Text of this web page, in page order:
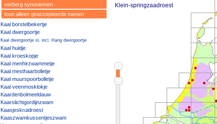
verberg synoniemen
toon alleen geaccepteerde namen
Kaal borstelbekertje
Kaal dwergoortje
Kaal dwergoortje sl, incl. Harig dwergoortje
Kaal huidje
Kaal kroeskopje
Kaal menhirzwammetje
Kaal mesthaarbolletje
Kaal muurspoorbolletje
Kaal veenmosklokje
Kaardenbolmeeldauw
Kaarslichtgordijnzwam
Kaasjeskruidroest
Kaaszwamkussentjeszwam
Klein-springzaadroest